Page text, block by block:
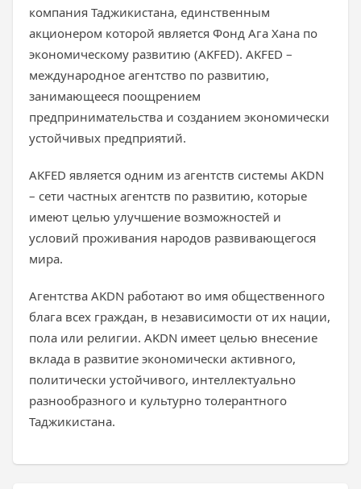
компания Таджикистана, единственным
акционером которой является Фонд Ага Хана по
экономическому развитию (AKFED). AKFED –
международное агентство по развитию,
занимающееся поощрением
предпринимательства и созданием экономически
устойчивых предприятий.
AKFED является одним из агентств системы AKDN
– сети частных агентств по развитию, которые
имеют целью улучшение возможностей и
условий проживания народов развивающегося
мира.
Агентства AKDN работают во имя общественного
блага всех граждан, в независимости от их нации,
пола или религии. AKDN имеет целью внесение
вклада в развитие экономически активного,
политически устойчивого, интеллектуально
разнообразного и культурно толерантного
Таджикистана.